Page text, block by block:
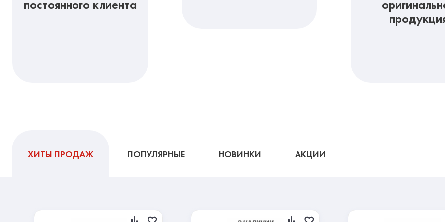
постоянного клиента
ХИТЫ ПРОДАЖ ПОПУЛЯРНЫЕ НОВИНКИ АКЦИИ